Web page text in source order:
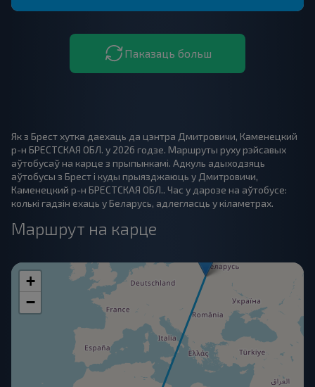
Паказаць больш
Як з Брест хутка даехаць да цэнтра Дмитровичи, Каменецкий
р-н БРЕСТСКАЯ ОБЛ. у 2026 годзе. Маршруты руху рэйсавых
аўтобусаў на карце з прыпынкамі. Адкуль адыходзяць
аўтобусы з Брест і куды прыязджаюць у Дмитровичи,
Каменецкий р-н БРЕСТСКАЯ ОБЛ.. Час у дарозе на аўтобусе:
колькі гадзін ехаць у Беларусь, адлегласць у кіламетрах.
Маршрут на карце
+
−